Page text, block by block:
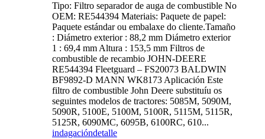
Tipo: Filtro separador de auga de combustible No
OEM: RE544394 Materiais: Paquete de papel:
Paquete estándar ou embalaxe do cliente.Tamaño
: Diámetro exterior : 88,2 mm Diámetro exterior
1 : 69,4 mm Altura : 153,5 mm Filtros de
combustible de recambio JOHN-DEERE
RE544394 Fleetguard – FS20073 BALDWIN
BF9892-D MANN WK8173 Aplicación Este
filtro de combustible John Deere substituíu os
seguintes modelos de tractores: 5085M, 5090M,
5090R, 5100E, 5100M, 5100R, 5115M, 5115R,
5125R, 6090MC, 6095B, ​​6100RC, 610...
indagacióndetalle